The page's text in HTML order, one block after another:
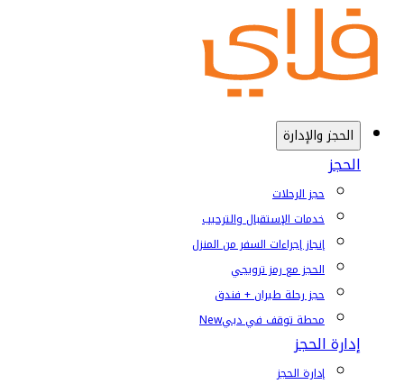
الحجز والإدارة
الحجز
حجز الرحلات
خدمات الإستقبال والترحيب
إنجاز إجراءات السفر من المنزل
الحجز مع رمز ترويجي
حجز رحلة طيران + فندق
محطة توقف في دبيNew
إدارة الحجز
إدارة الحجز